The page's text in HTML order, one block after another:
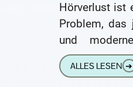
Hörverlust ist
Problem, das
und
behandelt
Menschen
ALLES LESEN ➔